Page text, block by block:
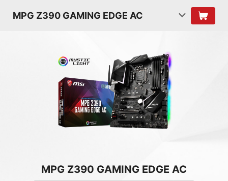
MPG Z390 GAMING EDGE AC
MPG Z390 GAMING EDGE AC